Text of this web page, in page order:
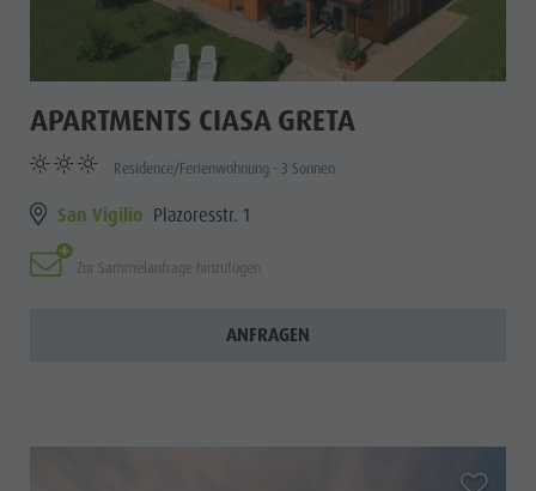
APARTMENTS CIASA GRETA
Residence/Ferienwohnung - 3 Sonnen
San Vigilio Plazoresstr. 1
Zur Sammelanfrage hinzufügen
ANFRAGEN